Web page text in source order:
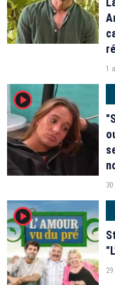
1
player2
player2